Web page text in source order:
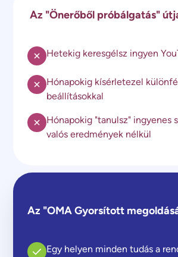
Az "Önerőből próbálgatás"
Hetekig keresgélsz ingyen
Hónapokig kísérletezel
beállításokkal
Hónapokig "tanulsz" ingyenes
valós eredmények nélkül
Az "OMA Gyorsított
Egy helyen minden tudás a